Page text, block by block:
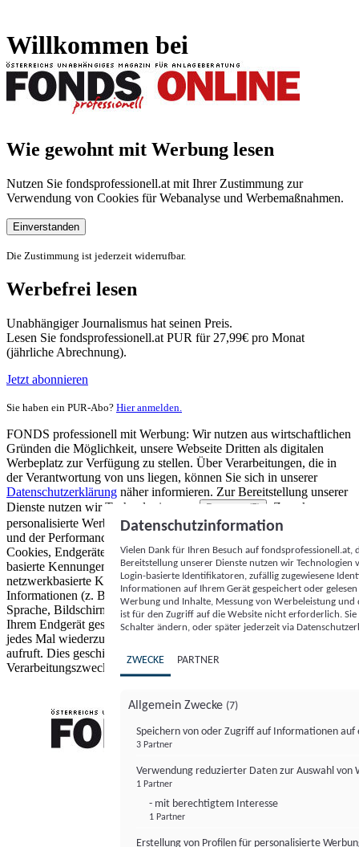
Willkommen bei
Wie gewohnt mit Werbung lesen
Nutzen Sie fondsprofessionell.at mit Ihrer Zustimmung zur
Verwendung von Cookies für Webanalyse und Werbemaßnahmen.
Einverstanden
Die Zustimmung ist jederzeit widerrufbar.
Werbefrei lesen
Unabhängiger Journalismus hat seinen Preis.
Lesen Sie fondsprofessionell.at PUR für 27,99€ pro Monat
(jährliche Abrechnung).
Jetzt abonnieren
Sie haben ein PUR-Abo? Hier anmelden.
FONDS professionell mit Werbung: Wir nutzen aus wirtschaftlichen
Gründen die Möglichkeit, unsere Webseite Dritten als digitalen
Werbeplatz zur Verfügung zu stellen. Über Verarbeitungen, die in
der Verantwortung von uns liegen, können Sie sich in unserer
Datenschutzerklärung näher informieren. Zur Bereitstellung unserer
Dienste nutzen wir Technologien von
Partnern (5)
. Zwecke:
personalisierte Werbung und Inhalte, Messung von Werbeleistung
und der Performance von Inhalten sowie Zielgruppenforschung.
Cookies, Endgeräte- oder ähnliche Online-Kennungen (z. B. login-
basierte Kennungen, zufällig generierte Kennungen,
netzwerkbasierte Kennungen) können zusammen mit anderen
Informationen (z. B. Browsertyp und Browserinformationen,
Sprache, Bildschirmgröße, unterstützte Technologien usw.) auf
Ihrem Endgerät gespeichert oder von dort ausgelesen werden, um es
jedes Mal wiederzuerkennen, wenn es eine App oder einer Webseite
aufruft. Dies geschieht für einen oder mehrere der hier aufgeführten
Verarbeitungszwecke.
Datenschutzinformation
Vielen Dank für Ihren Besuch auf
Bereitstellung unserer Dienste nutzen wir Technologien
Login-basierte Identifikatoren, zufällig zugewiesene
Informationen auf Ihrem Gerät gespeichert oder
Werbung und Inhalte, Messung von Werbeleistung
ist für den Zugriff auf die Website nicht erforderlich.
Schalter ändern, oder später jederzeit via
ZWECKE PARTNER
Allgemein Zwecke (7)
Speichern von oder Zugriff auf Informationen auf
3 Partner
Verwendung reduzierter Daten zur Auswahl von
1 Partner
- mit berechtigtem Interesse
1 Partner
Erstellung von Profilen für personalisierte
FONDS professionell